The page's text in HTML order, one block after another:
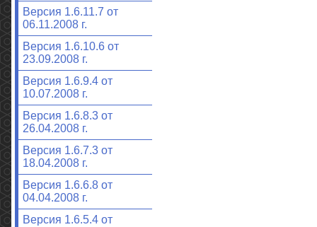
Версия 1.6.11.7 от
06.11.2008 г.
Версия 1.6.10.6 от
23.09.2008 г.
Версия 1.6.9.4 от
10.07.2008 г.
Версия 1.6.8.3 от
26.04.2008 г.
Версия 1.6.7.3 от
18.04.2008 г.
Версия 1.6.6.8 от
04.04.2008 г.
Версия 1.6.5.4 от